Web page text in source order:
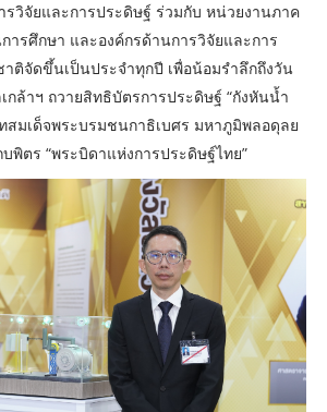
วิจัยและการประดิษฐ์ ร่วมกับ หน่วยงานภาค
ารศึกษา และองค์กรด้านการวิจัยและการ
ติจัดขึ้นเป็นประจำทุกปี เพื่อน้อมรำลึกถึงวัน
กล้าฯ ถวายสิทธิบัตรการประดิษฐ์ “กังหันน้ำ
มเด็จพระบรมชนกาธิเบศร มหาภูมิพลอดุลย
พิตร “พระบิดาแห่งการประดิษฐ์ไทย”